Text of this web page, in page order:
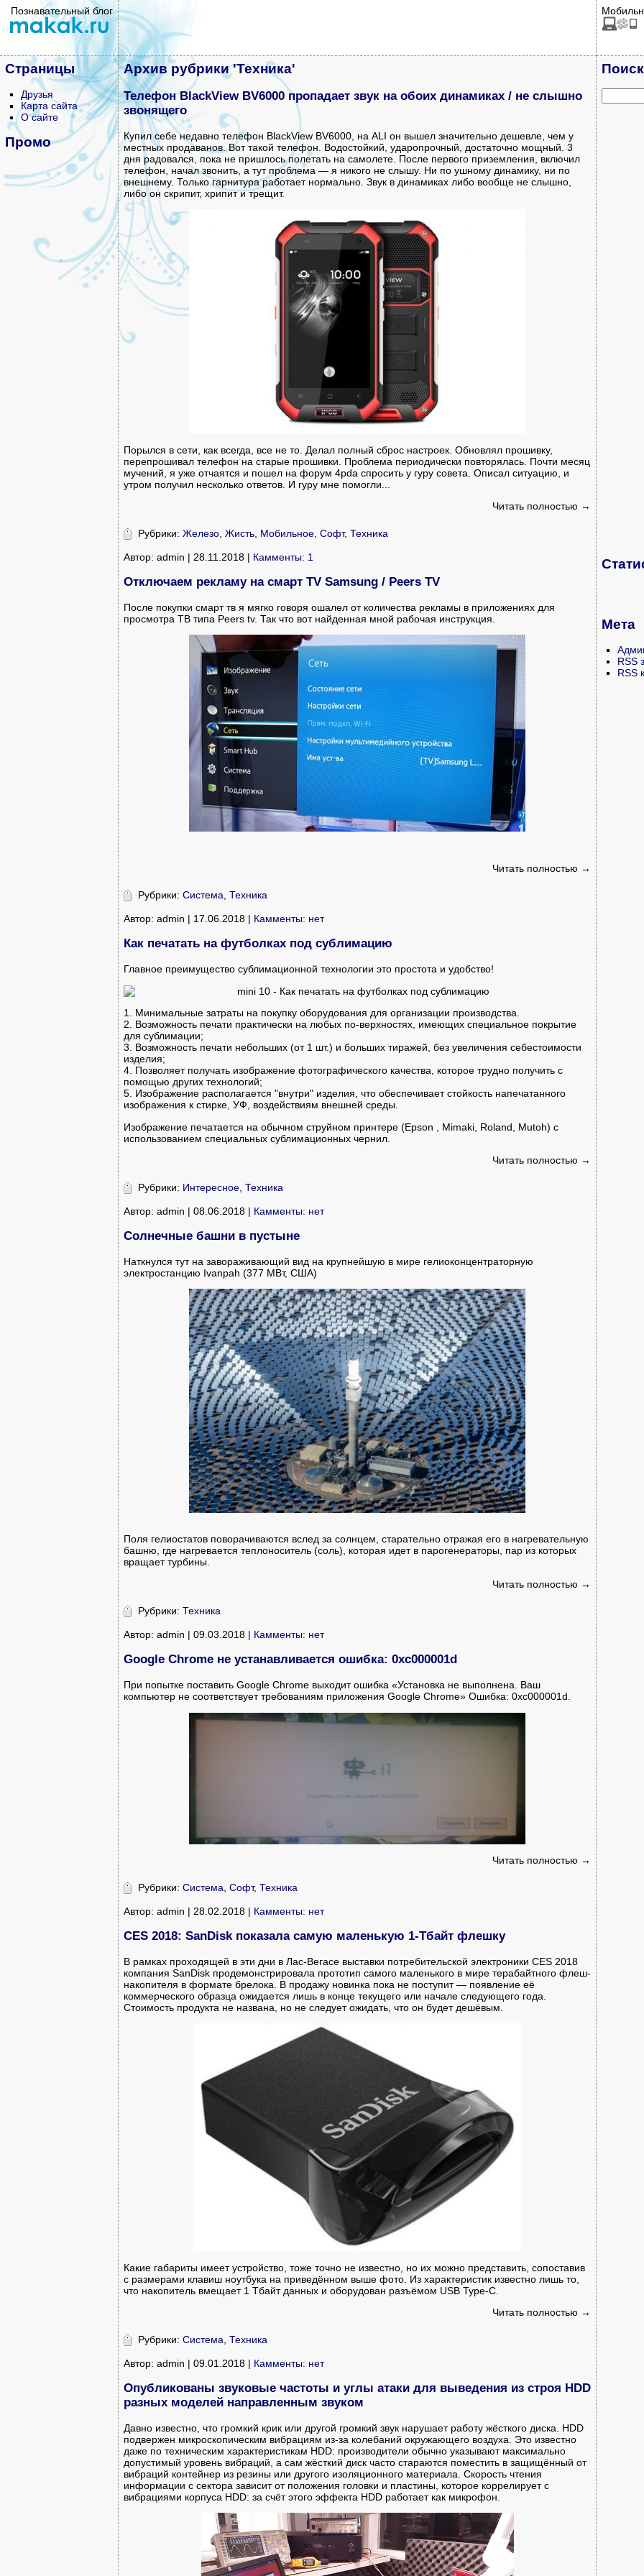
Познавательный блог
Страницы
Друзья
Карта сайта
О сайте
Промо
Архив рубрики 'Техника'
Телефон BlackView BV6000 пропадает звук на обоих динамиках / не слышно
звонящего
Купил себе недавно телефон BlackView BV6000, на ALI он вышел значительно дешевле, чем у
местных продаванов. Вот такой телефон. Водостойкий, ударопрочный, достаточно мощный. 3
дня радовался, пока не пришлось полетать на самолете. После первого приземления, включил
телефон, начал звонить, а тут проблема — я никого не слышу. Ни по ушному динамику, ни по
внешнему. Только гарнитура работает нормально. Звук в динамиках либо вообще не слышно,
либо он скрипит, хрипит и трещит.
Порылся в сети, как всегда, все не то. Делал полный сброс настроек. Обновлял прошивку,
перепрошивал телефон на старые прошивки. Проблема периодически повторялась. Почти месяц
мучений, я уже отчаятся и пошел на форум 4pda спросить у гуру совета. Описал ситуацию, и
утром получил несколько ответов. И гуру мне помогли...
Читать полностью →
Рубрики: Железо Жисть Мобильное Софт, Техника
Автор: admin | 28.11.2018 | Камменты: 1
Отключаем рекламу на смарт TV Samsung / Peers TV
После покупки смарт тв я мягко говоря ошалел от количества рекламы в приложениях для
просмотра ТВ типа Peers tv. Так что вот найденная мной рабочая инструкция.
Читать полностью →
Рубрики: Система, Техника
Автор: admin | 17.06.2018 | Камменты: нет
Как печатать на футболках под сублимацию
Главное преимущество сублимационной технологии это простота и удобство!
1. Минимальные затраты на покупку оборудования для организации производства.
2. Возможность печати практически на любых по-верхностях, имеющих специальное покрытие
для сублимации;
3. Возможность печати небольших (от 1 шт.) и больших тиражей, без увеличения себестоимости
изделия;
4. Позволяет получать изображение фотографического качества, которое трудно получить с
помощью других технологий;
5. Изображение располагается "внутри" изделия, что обеспечивает стойкость напечатанного
изображения к стирке, УФ, воздействиям внешней среды.
Изображение печатается на обычном струйном принтере (Epson , Mimaki, Roland, Mutoh) с
использованием специальных сублимационных чернил.
Читать полностью →
Рубрики: Интересное Техника
Автор: admin | 08.06.2018 | Камменты: нет
Солнечные башни в пустыне
Наткнулся тут на завораживающий вид на крупнейшую в мире гелиоконцентраторную
электростанцию Ivanpah (377 МВт, США)
Поля гелиостатов поворачиваются вслед за солнцем, старательно отражая его в нагревательную
башню, где нагревается теплоноситель (соль), которая идет в парогенераторы, пар из которых
вращает турбины.
Читать полностью →
Рубрики: Техника
Автор: admin | 09.03.2018 | Камменты: нет
Google Chrome не устанавливается ошибка: 0xc000001d
При попытке поставить Google Chrome выходит ошибка «Установка не выполнена. Ваш
компьютер не соответствует требованиям приложения Google Chrome» Ошибка: 0xc000001d.
Читать полностью →
Рубрики: Система Софт, Техника
Автор: admin | 28.02.2018 | Камменты: нет
CES 2018: SanDisk показала самую маленькую 1-Тбайт флешку
В рамках проходящей в эти дни в Лас-Вегасе выставки потребительской электроники CES 2018
компания SanDisk продемонстрировала прототип самого маленького в мире терабайтного флеш-
накопителя в формате брелока. В продажу новинка пока не поступит — появление её
коммерческого образца ожидается лишь в конце текущего или начале следующего года.
Стоимость продукта не названа, но не следует ожидать, что он будет дешёвым.
Какие габариты имеет устройство, тоже точно не известно, но их можно представить, сопоставив
с размерами клавиш ноутбука на приведённом выше фото. Из характеристик известно лишь то,
что накопитель вмещает 1 Тбайт данных и оборудован разъёмом USB Type-C.
Читать полностью →
Рубрики: Система Техника
Автор: admin | 09.01.2018 | Камменты: нет
Опубликованы звуковые частоты и углы атаки для выведения из строя HDD
разных моделей направленным звуком
Давно известно, что громкий крик или другой громкий звук нарушает работу жёсткого диска. HDD
подвержен микроскопическим вибрациям из-за колебаний окружающего воздуха. Это известно
даже по техническим характеристикам HDD: производители обычно указывают максимально
допустимый уровень вибраций, а сам жёсткий диск часто стараются поместить в защищённый от
вибраций контейнер из резины или другого изоляционного материала. Скорость чтения
информации с сектора зависит от положения головки и пластины, которое коррелирует с
вибрациями корпуса HDD: за счёт этого эффекта HDD работает как микрофон.
Мета
RSS
RSS